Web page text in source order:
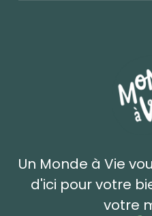
Un Monde à Vie
d'ici pour votre
votre